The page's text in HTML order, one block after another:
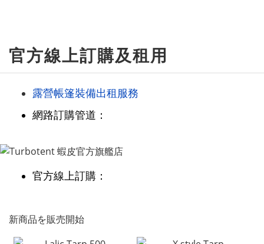
官方線上訂購及租用
露營帳篷裝備出租服務
網路訂購管道：
官方線上訂購：
新商品を販売開始